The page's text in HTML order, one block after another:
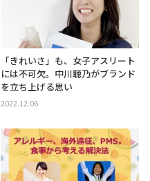
「きれいさ」も、女子アスリート
には不可欠。中川聴乃がブランド
を立ち上げる思い
2022.12.06